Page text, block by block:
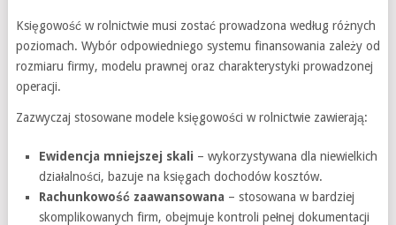
Księgowość w rolnictwie musi zostać prowadzona według różnych
poziomach. Wybór odpowiedniego systemu finansowania zależy od
rozmiaru firmy, modelu prawnej oraz charakterystyki prowadzonej
operacji.
Zazwyczaj stosowane modele księgowości w rolnictwie zawierają:
Ewidencja mniejszej skali – wykorzystywana dla niewielkich
działalności, bazuje na księgach dochodów kosztów.
Rachunkowość zaawansowana – stosowana w bardziej
skomplikowanych firm, obejmuje kontroli pełnej dokumentacji